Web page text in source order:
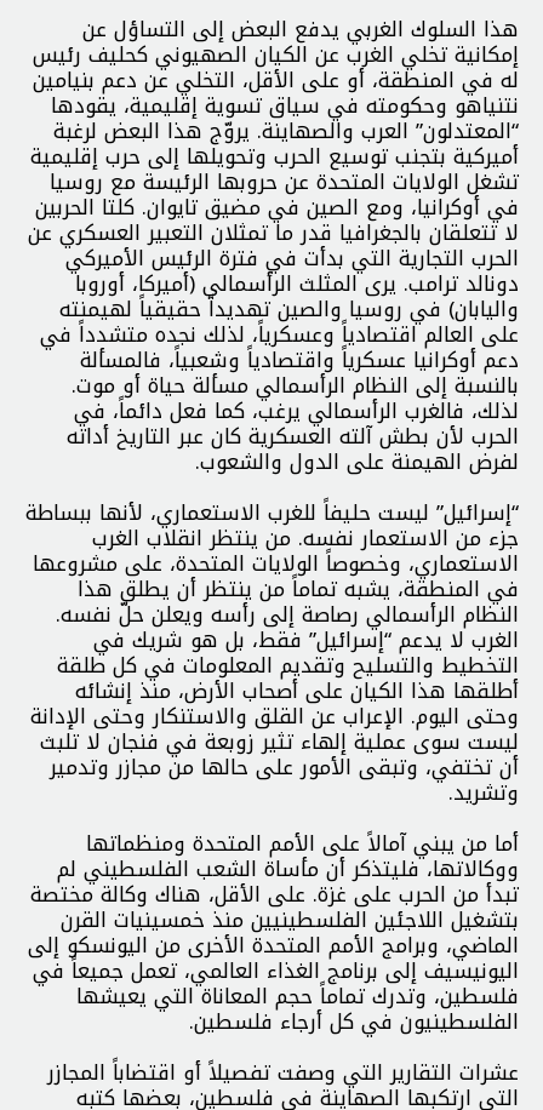
هذا السلوك الغربي يدفع البعض إلى التساؤل عن
إمكانية تخلي الغرب عن الكيان الصهيوني كحليف رئيس
له في المنطقة، أو على الأقل، التخلي عن دعم بنيامين
نتنياهو وحكومته في سياق تسوية إقليمية، يقودها
“المعتدلون” العرب والصهاينة. يروّج هذا البعض لرغبة
أميركية بتجنب توسيع الحرب وتحويلها إلى حرب إقليمية
تشغل الولايات المتحدة عن حروبها الرئيسة مع روسيا
في أوكرانيا، ومع الصين في مضيق تايوان. كلتا الحربين
لا تتعلقان بالجغرافيا قدر ما تمثلان التعبير العسكري عن
الحرب التجارية التي بدأت في فترة الرئيس الأميركي
دونالد ترامب. يرى المثلث الرأسمالي (أميركا، أوروبا
واليابان) في روسيا والصين تهديداً حقيقياً لهيمنته
على العالم اقتصادياً وعسكرياً، لذلك نجده متشدداً في
دعم أوكرانيا عسكرياً واقتصادياً وشعبياً، فالمسألة
بالنسبة إلى النظام الرأسمالي مسألة حياة أو موت.
لذلك، فالغرب الرأسمالي يرغب، كما فعل دائماً، في
الحرب لأن بطش آلته العسكرية كان عبر التاريخ أداته
لفرض الهيمنة على الدول والشعوب.
“إسرائيل” ليست حليفاً للغرب الاستعماري، لأنها ببساطة
جزء من الاستعمار نفسه. من ينتظر انقلاب الغرب
الاستعماري، وخصوصاً الولايات المتحدة، على مشروعها
في المنطقة، يشبه تماماً من ينتظر أن يطلق هذا
النظام الرأسمالي رصاصة إلى رأسه ويعلن حلّ نفسه.
الغرب لا يدعم “إسرائيل” فقط، بل هو شريك في
التخطيط والتسليح وتقديم المعلومات في كل طلقة
أطلقها هذا الكيان على أصحاب الأرض، منذ إنشائه
وحتى اليوم. الإعراب عن القلق والاستنكار وحتى الإدانة
ليست سوى عملية إلهاء تثير زوبعة في فنجان لا تلبث
أن تختفي، وتبقى الأمور على حالها من مجازر وتدمير
وتشريد.
أما من يبني آمالاً على الأمم المتحدة ومنظماتها
ووكالاتها، فليتذكر أن مأساة الشعب الفلسطيني لم
تبدأ من الحرب على غزة. على الأقل، هناك وكالة مختصة
بتشغيل اللاجئين الفلسطينيين منذ خمسينيات القرن
الماضي، وبرامج الأمم المتحدة الأخرى من اليونسكو إلى
اليونيسيف إلى برنامج الغذاء العالمي، تعمل جميعاً في
فلسطين، وتدرك تماماً حجم المعاناة التي يعيشها
الفلسطينيون في كل أرجاء فلسطين.
عشرات التقارير التي وصفت تفصيلاً أو اقتضاباً المجازر
التي ارتكبها الصهاينة في فلسطين، بعضها كتبه